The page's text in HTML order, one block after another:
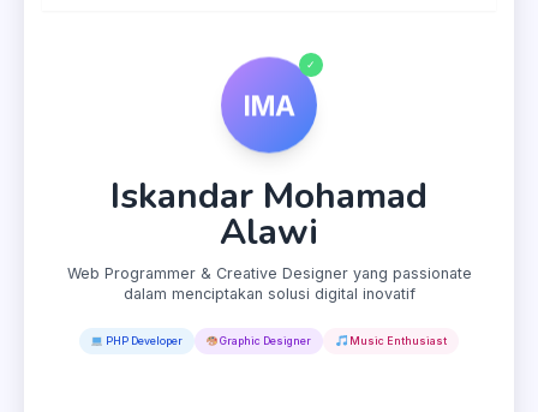
IMA
✓
Iskandar Mohamad
Alawi
Web Programmer & Creative Designer yang passionate
dalam menciptakan solusi digital inovatif
PHP Developer Graphic Designer Music Enthusiast